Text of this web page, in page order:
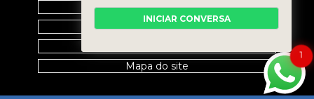
Galeria
Contato
Mapa do site
1
INICIAR CONVERSA